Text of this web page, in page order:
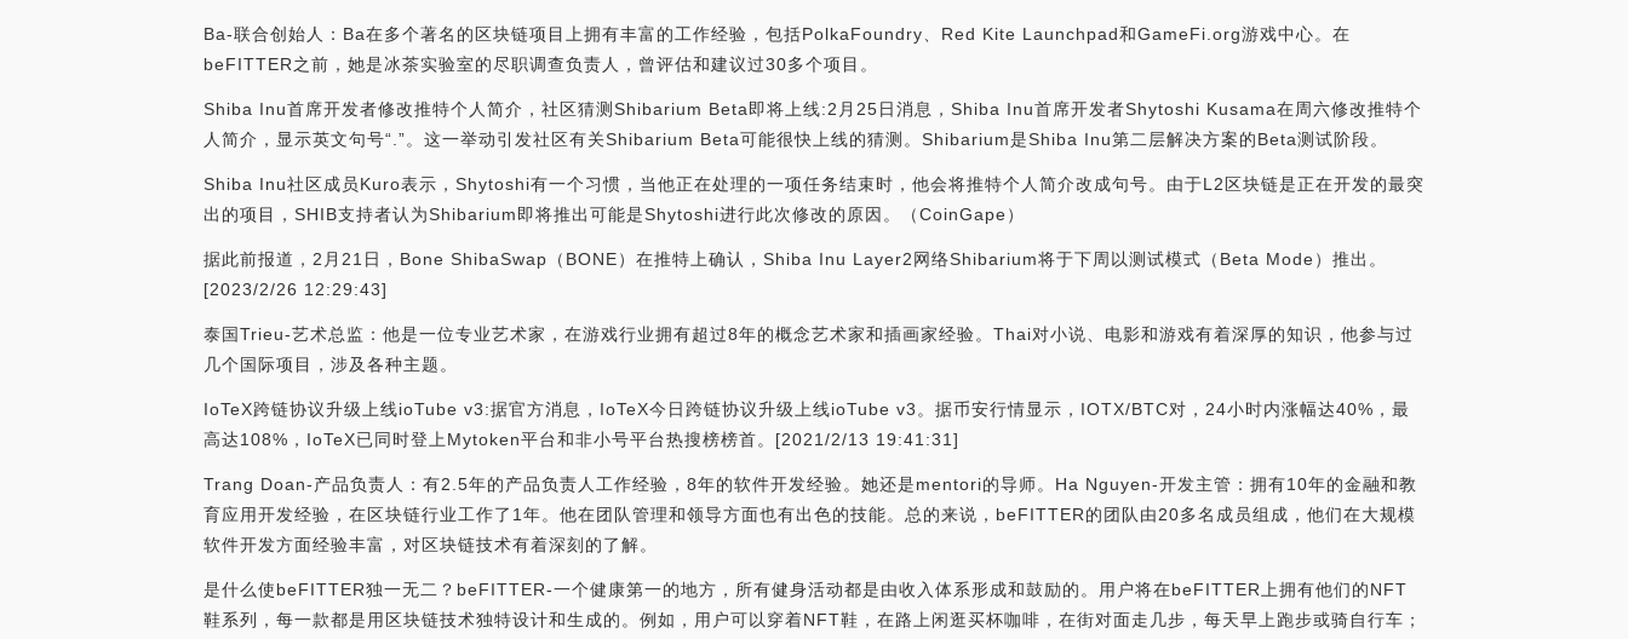
Ba-联合创始人：Ba在多个著名的区块链项目上拥有丰富的工作经验，包括PolkaFoundry、Red Kite Launchpad和GameFi.org游戏中心。在
beFITTER之前，她是冰茶实验室的尽职调查负责人，曾评估和建议过30多个项目。
Shiba Inu首席开发者修改推特个人简介，社区猜测Shibarium Beta即将上线:2月25日消息，Shiba Inu首席开发者Shytoshi Kusama在周六修改推特个
人简介，显示英文句号“.”。这一举动引发社区有关Shibarium Beta可能很快上线的猜测。Shibarium是Shiba Inu第二层解决方案的Beta测试阶段。
Shiba Inu社区成员Kuro表示，Shytoshi有一个习惯，当他正在处理的一项任务结束时，他会将推特个人简介改成句号。由于L2区块链是正在开发的最突
出的项目，SHIB支持者认为Shibarium即将推出可能是Shytoshi进行此次修改的原因。（CoinGape）
据此前报道，2月21日，Bone ShibaSwap（BONE）在推特上确认，Shiba Inu Layer2网络Shibarium将于下周以测试模式（Beta Mode）推出。
[2023/2/26 12:29:43]
泰国Trieu-艺术总监：他是一位专业艺术家，在游戏行业拥有超过8年的概念艺术家和插画家经验。Thai对小说、电影和游戏有着深厚的知识，他参与过
几个国际项目，涉及各种主题。
IoTeX跨链协议升级上线ioTube v3:据官方消息，IoTeX今日跨链协议升级上线ioTube v3。据币安行情显示，IOTX/BTC对，24小时内涨幅达40%，最
高达108%，IoTeX已同时登上Mytoken平台和非小号平台热搜榜榜首。[2021/2/13 19:41:31]
Trang Doan-产品负责人：有2.5年的产品负责人工作经验，8年的软件开发经验。她还是mentori的导师。Ha Nguyen-开发主管：拥有10年的金融和教
育应用开发经验，在区块链行业工作了1年。他在团队管理和领导方面也有出色的技能。总的来说，beFITTER的团队由20多名成员组成，他们在大规模
软件开发方面经验丰富，对区块链技术有着深刻的了解。
是什么使beFITTER独一无二？beFITTER-一个健康第一的地方，所有健身活动都是由收入体系形成和鼓励的。用户将在beFITTER上拥有他们的NFT
鞋系列，每一款都是用区块链技术独特设计和生成的。例如，用户可以穿着NFT鞋，在路上闲逛买杯咖啡，在街对面走几步，每天早上跑步或骑自行车；